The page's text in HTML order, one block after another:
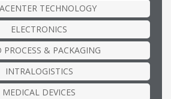
TECHNOLOGY
ELECTRONICS
PROCESS & PACKAGING
INTRALOGISTICS
MEDICAL DEVICES